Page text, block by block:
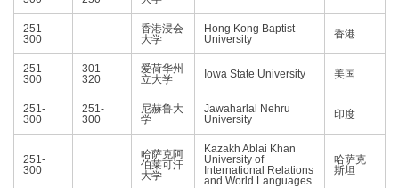
251-
300
香港浸会
大学
Hong Kong Baptist
University
香港
251-
300
301-
320
爱荷华州
立大学
Iowa State University 美国
251-
300
251-
300
尼赫鲁大
学
Jawaharlal Nehru
University
印度
251-
300
哈萨克阿
伯莱可汗
大学
Kazakh Ablai Khan
University of
International Relations
and World Languages
哈萨克
斯坦